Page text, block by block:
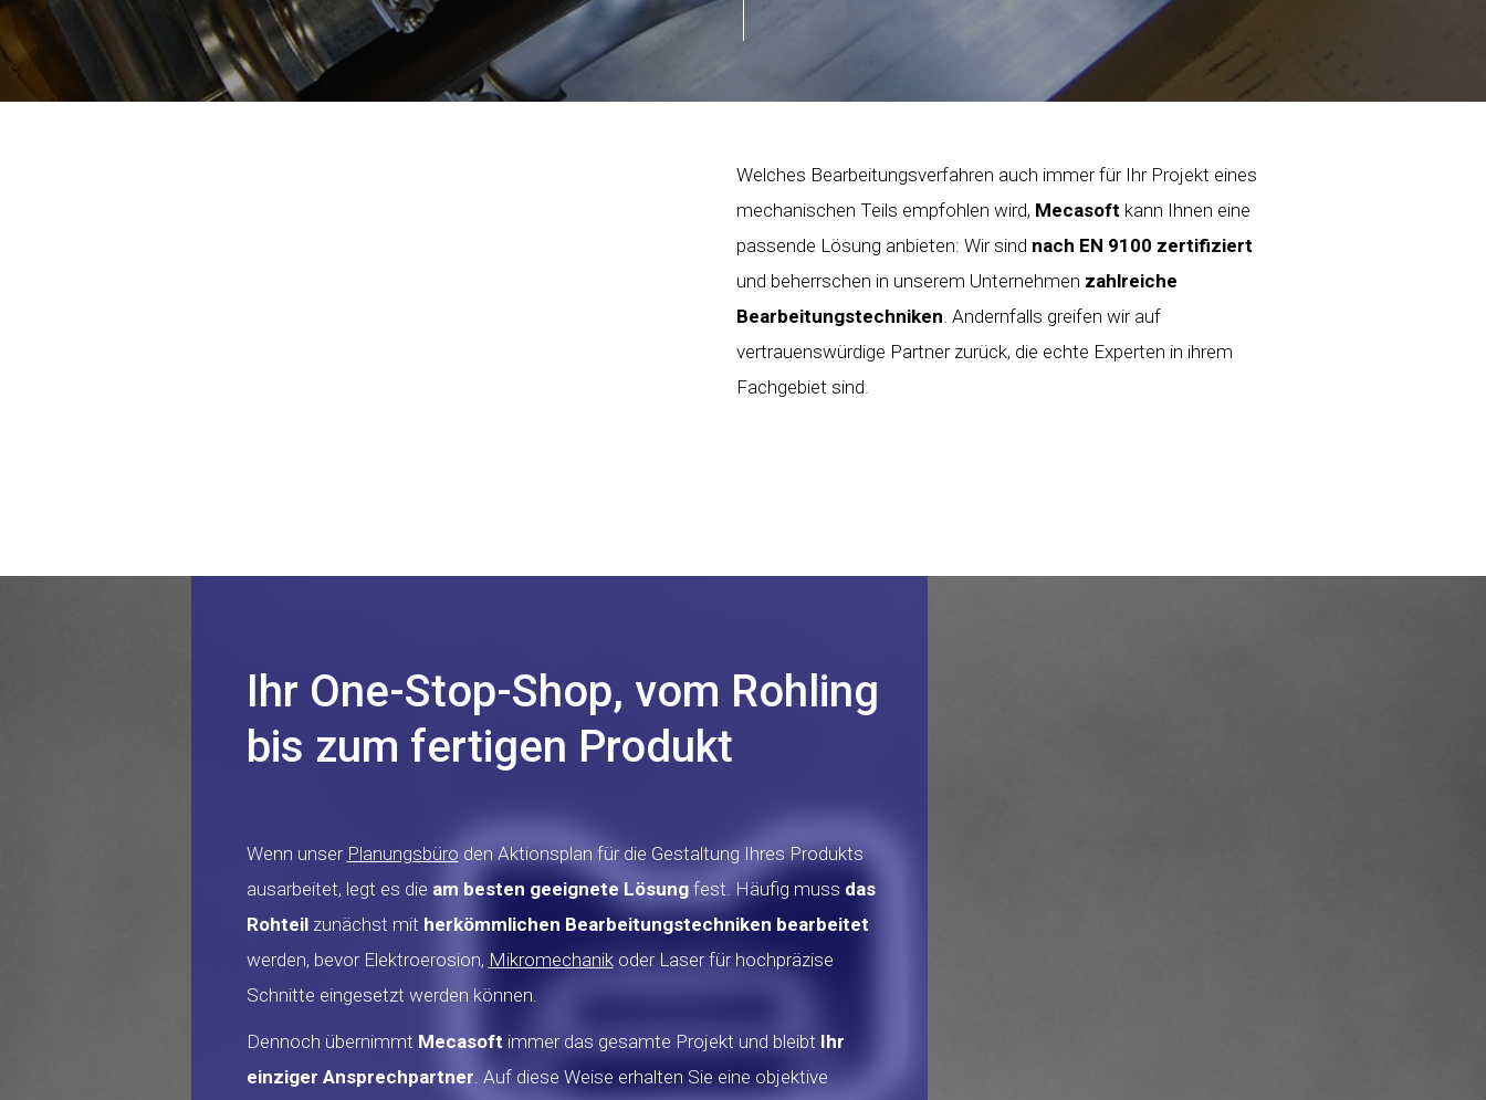
Welches Bearbeitungsverfahren auch immer für Ihr Projekt eines
mechanischen Teils empfohlen wird, Mecasoft kann Ihnen eine
passende Lösung anbieten: Wir sind nach EN 9100 zertifiziert
und beherrschen in unserem Unternehmen zahlreiche
Bearbeitungstechniken. Andernfalls greifen wir auf
vertrauenswürdige Partner zurück, die echte Experten in ihrem
Fachgebiet sind.
Ihr One-Stop-Shop, vom Rohling
bis zum fertigen Produkt
Wenn unser Planungsbüro den Aktionsplan für die Gestaltung Ihres Produkts
ausarbeitet, legt es die am besten geeignete Lösungfest. Häufig muss das
Rohteil zunächst mit herkömmlichen Bearbeitungstechniken bearbeitet
werden, bevor Elektroerosion, Mikromechanikoder Laser für hochpräzise
Schnitte eingesetzt werden können.
Dennoch übernimmt Mecasoft immer das gesamte Projekt und bleibt Ihr
einziger Ansprechpartner. Auf diese Weise erhalten Sie eine objektive